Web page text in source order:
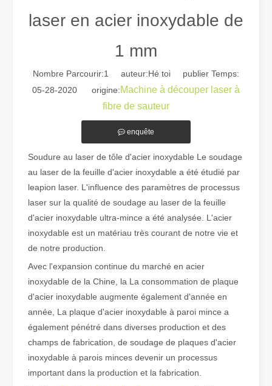
Guide 2026 : Comment les machines de découpe de tubes au
Qu'est-ce que la découpe laser de tubes ?
La découpe laser de tubes est une technologie clé dans une
laser en acier inoxydable de
1 mm
Nombre Parcourir:1
auteur:Hé toi publier Temps:
05-28-2020 origine:Machine à découper laser à
fibre de sauteur
enquête
Soudure au laser de tôle d'acier inoxydable Le soudage
au laser de la feuille d'acier inoxydable a été étudié par
leapion laser. L'influence des paramètres de processus
laser sur la qualité de soudage au laser de la feuille
d'acier inoxydable ultra-mince a été analysée. L'acier
inoxydable est un matériau très courant de notre vie et
de notre production.
Avec l'expansion continue du marché en acier
inoxydable de la Chine, la La consommation de plaque
d'acier inoxydable augmente également d'année en
année, La plaque d'acier inoxydable à paroi mince a
également pénétré dans diverses production et des
champs de fabrication, de soudage de plaques d'acier
inoxydable à parois minces devenir un processus
important dans la production et la fabrication.